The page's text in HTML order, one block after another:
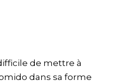
de mettre à
dans sa forme